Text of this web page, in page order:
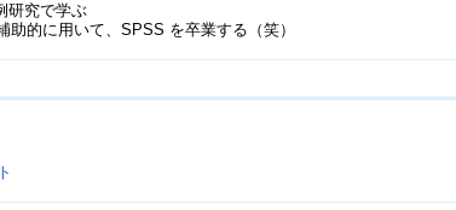
研究で学ぶ
助的に用いて、SPSS を卒業する（笑）